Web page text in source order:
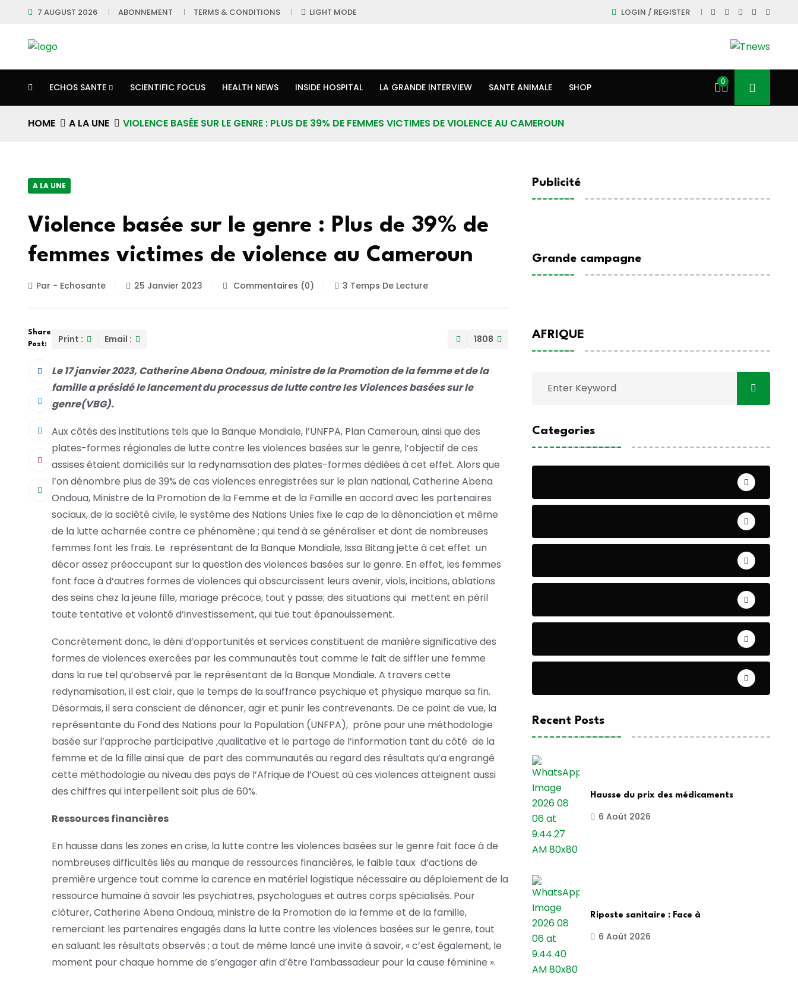
7 AUGUST 2026 ABONNEMENT TERMS & CONDITIONS LIGHT MODE LOGIN / REGISTER
ECHOS SANTE SCIENTIFIC FOCUS HEALTH NEWS INSIDE HOSPITAL LA GRANDE INTERVIEW SANTE ANIMALE SHOP 0
HOME A LA UNE VIOLENCE BASÉE SUR LE GENRE : PLUS DE 39% DE FEMMES VICTIMES DE VIOLENCE AU CAMEROUN
A LA UNE
Violence basée sur le genre : Plus de 39% de
femmes victimes de violence au Cameroun
Par - Echosante 25 Janvier 2023 Commentaires (0) 3 Temps De Lecture
Share
Post:
Print : Email : 1808
Le 17 janvier 2023, Catherine Abena Ondoua, ministre de la Promotion de la femme et de la
famille a présidé le lancement du processus de lutte contre les Violences basées sur le
genre(VBG).
Aux côtés des institutions tels que la Banque Mondiale, l’UNFPA, Plan Cameroun, ainsi que des
plates-formes régionales de lutte contre les violences basées sur le genre, l’objectif de ces
assises étaient domiciliés sur la redynamisation des plates-formes dédiées à cet effet. Alors que
l’on dénombre plus de 39% de cas violences enregistrées sur le plan national, Catherine Abena
Ondoua, Ministre de la Promotion de la Femme et de la Famille en accord avec les partenaires
sociaux, de la société civile, le système des Nations Unies fixe le cap de la dénonciation et même
de la lutte acharnée contre ce phénomène ; qui tend à se généraliser et dont de nombreuses
femmes font les frais. Le représentant de la Banque Mondiale, Issa Bitang jette à cet effet un
décor assez préoccupant sur la question des violences basées sur le genre. En effet, les femmes
font face à d’autres formes de violences qui obscurcissent leurs avenir, viols, incitions, ablations
des seins chez la jeune fille, mariage précoce, tout y passe; des situations qui mettent en péril
toute tentative et volonté d’investissement, qui tue tout épanouissement.
Concrètement donc, le déni d’opportunités et services constituent de manière significative des
formes de violences exercées par les communautés tout comme le fait de siffler une femme
dans la rue tel qu’observé par le représentant de la Banque Mondiale. A travers cette
redynamisation, il est clair, que le temps de la souffrance psychique et physique marque sa fin.
Désormais, il sera conscient de dénoncer, agir et punir les contrevenants. De ce point de vue, la
représentante du Fond des Nations pour la Population (UNFPA), prône pour une méthodologie
basée sur l’approche participative ,qualitative et le partage de l’information tant du côté de la
femme et de la fille ainsi que de part des communautés au regard des résultats qu’a engrangé
cette méthodologie au niveau des pays de l’Afrique de l’Ouest où ces violences atteignent aussi
des chiffres qui interpellent soit plus de 60%.
Ressources financières
En hausse dans les zones en crise, la lutte contre les violences basées sur le genre fait face à de
nombreuses difficultés liés au manque de ressources financières, le faible taux d’actions de
première urgence tout comme la carence en matériel logistique nécessaire au déploiement de la
ressource humaine à savoir les psychiatres, psychologues et autres corps spécialisés. Pour
clôturer, Catherine Abena Ondoua, ministre de la Promotion de la femme et de la famille,
remerciant les partenaires engagés dans la lutte contre les violences basées sur le genre, tout
en saluant les résultats observés ; a tout de même lancé une invite à savoir, « c’est également, le
moment pour chaque homme de s’engager afin d’être l’ambassadeur pour la cause féminine ».
Publicité
Grande campagne
AFRIQUE
Categories
Recent Posts
Hausse du prix des médicaments
6 Août 2026
Riposte sanitaire : Face à
6 Août 2026